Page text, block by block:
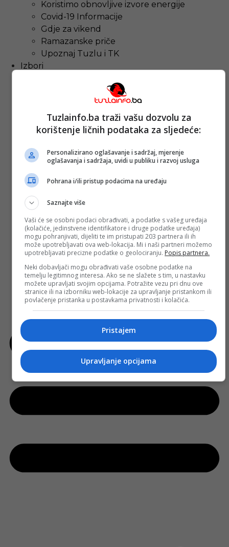
Koristimo obnovljive izvore energije
Covid-19 Informacije
Gdje za vikend
Ramazanske priče
Upoznaj Tuzlu i TK
Izbori
Bosna i Hercegovina
Sa svih strana
Magazin
Tuzlanski imenik
Berza rada
Ostalo
TUZLAINFO WEBTV
Covid-19 Informacije
Gdje za vikend
Ramazanske priče
Upoznaj Tuzlu i TK
Izbori
Tuzlainfo.ba traži vašu dozvolu za
korištenje ličnih podataka za sljedeće:
Personalizirano oglašavanje i sadržaj, mjerenje
oglašavanja i sadržaja, uvidi u publiku i razvoj usluga
Pohrana i/ili pristup podacima na uređaju
Saznajte više
Vaši će se osobni podaci obrađivati, a podatke s vašeg uređaja
(kolačiće, jedinstvene identifikatore i druge podatke uređaja)
mogu pohranjivati, dijeliti te im pristupati 203 partnera ili ih
može upotrebljavati ova web-lokacija. Mi i naši partneri možemo
upotrebljavati precizne podatke o geolociranju. Popis partnera.
Neki dobavljači mogu obrađivati vaše osobne podatke na
temelju legitimnog interesa. Ako se ne slažete s tim, u nastavku
možete upravljati svojim opcijama. Potražite vezu pri dnu ove
stranice ili na izborniku web-lokacije za upravljanje pristankom ili
povlačenje pristanka u postavkama privatnosti i kolačića.
Pristajem
Upravljanje opcijama